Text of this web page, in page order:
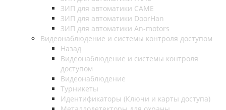
ЗИП для автоматики CAME
ЗИП для автоматики DoorHan
ЗИП для автоматики An-motors
Видеонаблюдение и системы контроля доступом
Назад
Видеонаблюдение и системы контроля
доступом
Видеонаблюдение
Турникеты
Идентификаторы (Ключи и карты доступа)